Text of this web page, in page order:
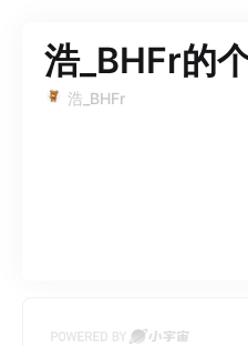
浩_BHFr的
浩_BHFr